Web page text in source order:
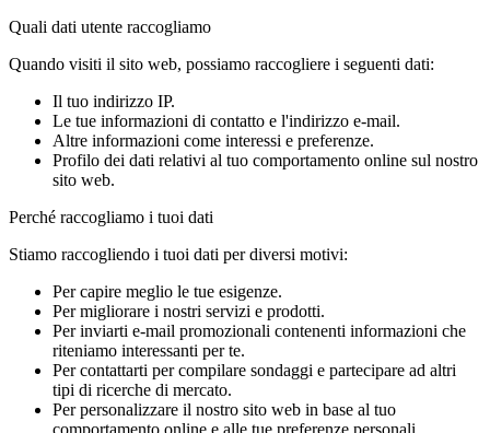
Quali dati utente raccogliamo
Quando visiti il sito web, possiamo raccogliere i seguenti dati:
Il tuo indirizzo IP.
Le tue informazioni di contatto e l'indirizzo e-mail.
Altre informazioni come interessi e preferenze.
Profilo dei dati relativi al tuo comportamento online sul nostro
sito web.
Perché raccogliamo i tuoi dati
Stiamo raccogliendo i tuoi dati per diversi motivi:
Per capire meglio le tue esigenze.
Per migliorare i nostri servizi e prodotti.
Per inviarti e-mail promozionali contenenti informazioni che
riteniamo interessanti per te.
Per contattarti per compilare sondaggi e partecipare ad altri
tipi di ricerche di mercato.
Per personalizzare il nostro sito web in base al tuo
comportamento online e alle tue preferenze personali.